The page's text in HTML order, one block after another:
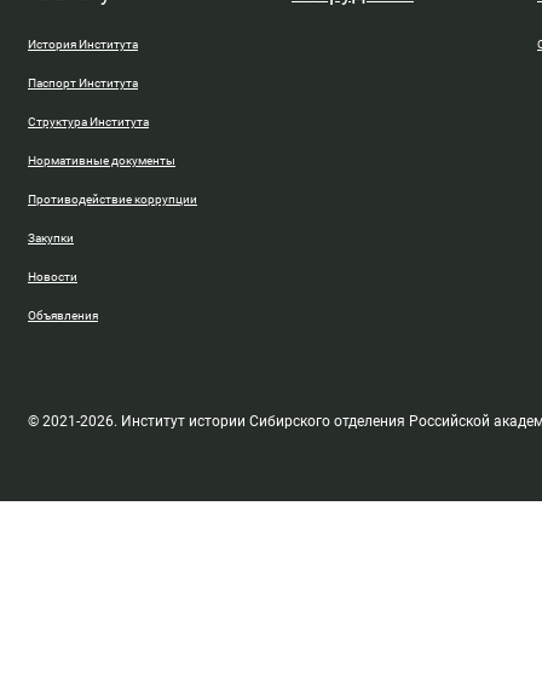
История Института
Паспорт Института
Структура Института
Нормативные документы
Противодействие коррупции
Закупки
Новости
Объявления
© 2021-2026. Институт истории Сибирского отделения Российской